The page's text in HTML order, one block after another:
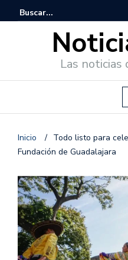
Las noticias
Inicio / Todo listo para
Fundación de Guadalajara